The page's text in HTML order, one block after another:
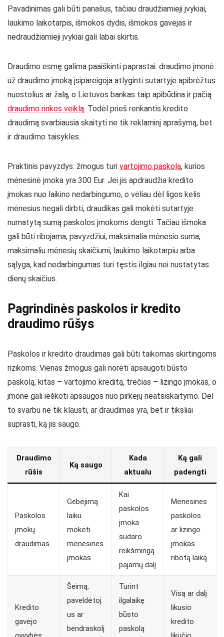
Pavadinimas gali būti panašus, tačiau draudžiamieji įvykiai,
laukimo laikotarpis, išmokos dydis, išmokos gavėjas ir
nedraudžiamieji įvykiai gali labai skirtis.
Draudimo esmę galima paaiškinti paprastai: draudimo įmonė
už draudimo įmoką įsipareigoja atlyginti sutartyje apibrėžtus
nuostolius ar žalą, o Lietuvos bankas taip apibūdina ir pačią
draudimo rinkos veiklą. Todėl prieš renkantis kredito
draudimą svarbiausia skaityti ne tik reklaminį aprašymą, bet
ir draudimo taisykles.
Praktinis pavyzdys: žmogus turi vartojimo paskolą, kurios
mėnesinė įmoka yra 300 Eur. Jei jis apdraudžia kredito
įmokas nuo laikino nedarbingumo, o vėliau dėl ligos kelis
mėnesius negali dirbti, draudikas gali mokėti sutartyje
numatytą sumą paskolos įmokoms dengti. Tačiau išmoka
gali būti ribojama, pavyzdžiui, maksimalia mėnesio suma,
maksimaliu mėnesių skaičiumi, laukimo laikotarpiu arba
sąlyga, kad nedarbingumas turi tęstis ilgiau nei nustatytas
dienų skaičius.
Pagrindinės paskolos ir kredito
draudimo rūšys
Paskolos ir kredito draudimas gali būti taikomas skirtingoms
rizikoms. Vienas žmogus gali norėti apsaugoti būsto
paskolą, kitas – vartojimo kreditą, trečias – lizingo įmokas, o
įmonė gali ieškoti apsaugos nuo pirkėjų neatsiskaitymo. Dėl
to svarbu ne tik klausti, ar draudimas yra, bet ir tiksliai
suprasti, ką jis saugo.
Draudimo
rūšis
Ką saugo
Kada
aktualu
Ką gali
padengti
Paskolos
įmokų
draudimas
Gebėjimą
laiku
mokėti
mėnesines
įmokas
Kai
paskolos
įmoka
sudaro
reikšmingą
pajamų dalį
Mėnesines
paskolos
ar lizingo
įmokas
ribotą laiką
Kredito
gavėjo
Šeimą,
paveldėtoj
us ar
bendraskolį
Turint
ilgalaikę
būsto
paskolą
Visą ar dalį
likusio
kredito